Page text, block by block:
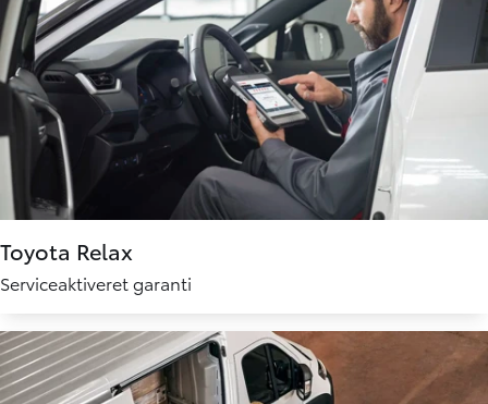
Toyota Relax
Serviceaktiveret garanti